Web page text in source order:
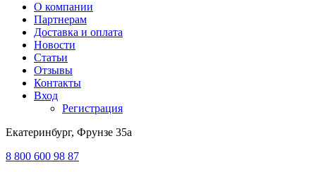
О компании
Партнерам
Доставка и оплата
Новости
Статьи
Отзывы
Контакты
Вход
Регистрация
Екатеринбург, Фрунзе 35а
8 800 600 98 87